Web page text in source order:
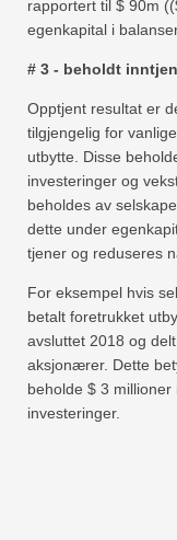
rapportert til $ 90m
egenkapital i
# 3 - beholdt
Opptjent resultat er
tilgjengelig for
utbytte. Disse
investeringer og
beholdes av
dette under
tjener og reduseres
For eksempel hvis
betalt foretrukket
avsluttet 2018 og
aksjonærer. Dette
beholde $ 3
investeringer.